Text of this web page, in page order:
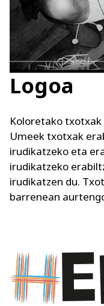
Logoa
Koloretako
Umeek txotxak
irudikatzeko eta
irudikatzeko
irudikatzen du.
barrenean